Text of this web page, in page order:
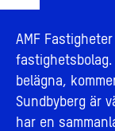
AMF
belägna,
Sundbyberg är
har en